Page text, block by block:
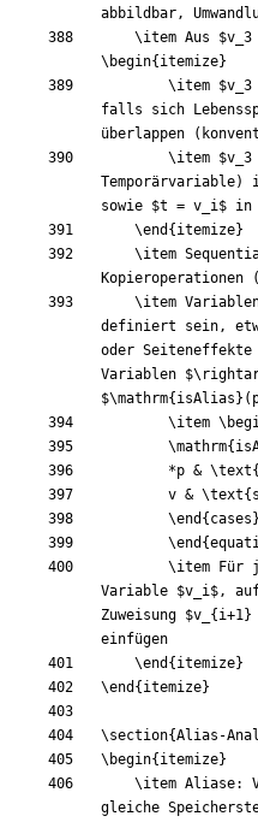
\item Aus $v 3
\begin{ itemize}
\item $v 3
falls sich
\item $v 3
Temporärvariable)
sowie $t = v i$ in
\end { itemize}
\item
\item
definiert sein,
oder Seiteneffekte
Variablen $
$\mathrm{ isAlias } (
\item
\mathrm{
		*p
& \text{
		v
& \text{
\end { cases }
\end {
\item Für
Variable $v i$,
Zuweisung $v { i+1}
\end { itemize}
\end { itemize}
\section{Alias-
\begin{ itemize}
\item Aliase: